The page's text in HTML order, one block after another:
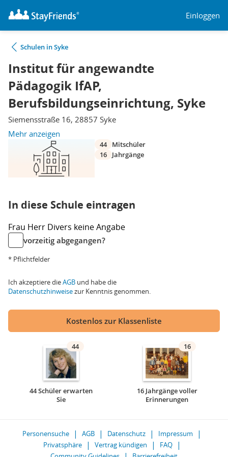
Einloggen
Schulen in Syke
Institut für angewandte
Pädagogik IfAP,
Berufsbildungseinrichtung, Syke
Siemensstraße 16, 28857 Syke
Mehr anzeigen
44
Mitschüler
16
Jahrgänge
In diese Schule eintragen
Frau Herr Divers keine Angabe
vorzeitig abgegangen?
* Pflichtfelder
Ich akzeptiere dieAGB und habe die
Datenschutzhinweisezur Kenntnis genommen.
Kostenlos zur Klassenliste
44
44 Schüler erwarten
Sie
16
16 Jahrgänge voller
Erinnerungen
Personensuche AGB Datenschutz
Impressum
Privatsphäre
Vertrag kündigen
FAQ